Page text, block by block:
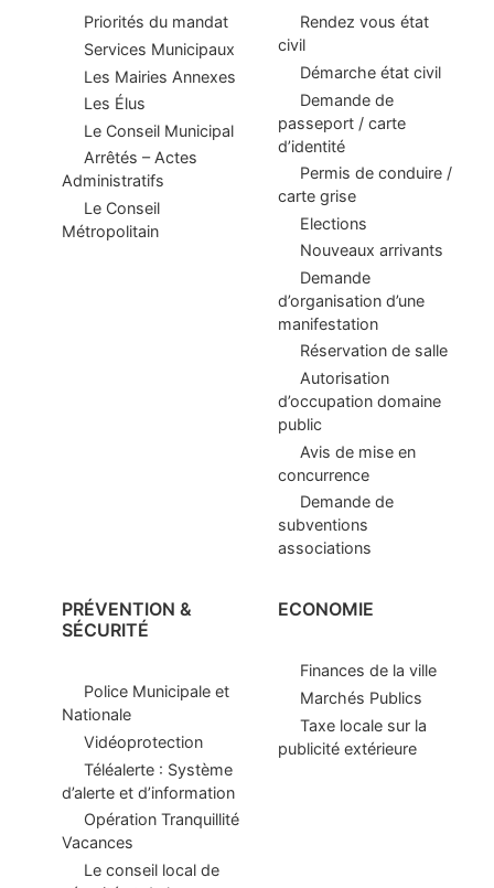
Priorités du mandat
Services Municipaux
Les Mairies Annexes
Les Élus
Le Conseil Municipal
Arrêtés – Actes
Administratifs
Le Conseil
Métropolitain
Rendez vous état
civil
Démarche état civil
Demande de
passeport / carte
d’identité
Permis de conduire /
carte grise
Elections
Nouveaux arrivants
Demande
d’organisation d’une
manifestation
Réservation de salle
Autorisation
d’occupation domaine
public
Avis de mise en
concurrence
Demande de
subventions
associations
PRÉVENTION &
SÉCURITÉ
Police Municipale et
Nationale
Vidéoprotection
Téléalerte : Système
d’alerte et d’information
Opération Tranquillité
Vacances
Le conseil local de
ECONOMIE
Finances de la ville
Marchés Publics
Taxe locale sur la
publicité extérieure